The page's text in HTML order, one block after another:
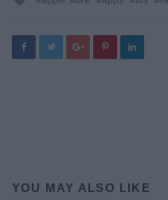
YOU MAY ALSO LIKE